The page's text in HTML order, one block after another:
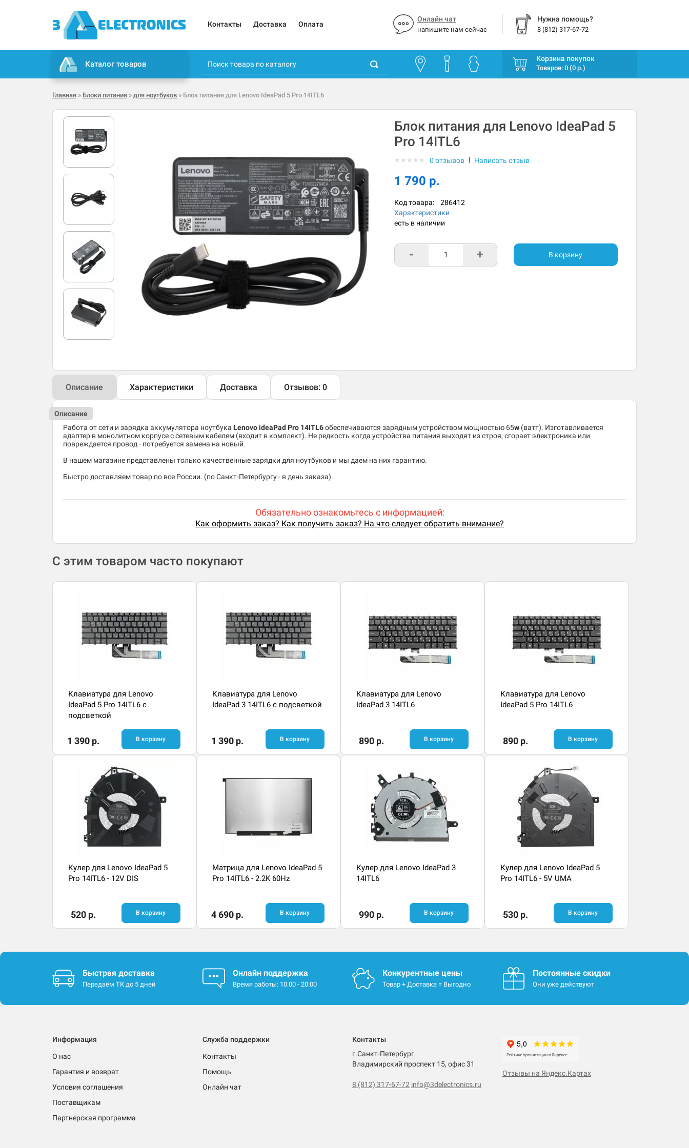
Контакты Доставка Оплата
Онлайн чат
напишите нам сейчас
Нужна помощь?
8 (812) 317-67-72
Каталог товаров
Корзина покупок
Товаров: 0 (0 р.)
Главная » Блоки питания » для ноутбуков » Блок питания для Lenovo IdeaPad 5 Pro 14ITL6
Блок питания для Lenovo IdeaPad 5
Pro 14ITL6
★ ★ ★ ★ ★ 0 отзывов | Написать отзыв
1 790 р.
Код товара: 286412
Характеристики
есть в наличии
- + В корзину
Описание Характеристики Доставка Отзывов: 0
Описание
Работа от сети и зарядка аккумулятора ноутбука Lenovo ideaPad Pro 14ITL6обеспечиваются зарядным устройством мощностью 65w (ватт). Изготавливается
адаптер в монолитном корпусе с сетевым кабелем (входит в комплект). Не редкость когда устройства питания выходят из строя, сгорает электроника или
повреждается провод - потребуется замена на новый.
В нашем магазине представлены только качественные зарядки для ноутбуков и мы даем на них гарантию.
Быстро доставляем товар по все России. (по Санкт-Петербургу - в день заказа).
Обязательно ознакомьтесь с информацией:
Как оформить заказ? Как получить заказ? На что следует обратить внимание?
С этим товаром часто покупают
Клавиатура для Lenovo
IdeaPad 5 Pro 14ITL6 с
подсветкой
1 390 р. В корзину
Клавиатура для Lenovo
IdeaPad 3 14ITL6 с подсветкой
1 390 р. В корзину
Клавиатура для Lenovo
IdeaPad 3 14ITL6
890 р. В корзину
Клавиатура для Lenovo
IdeaPad 5 Pro 14ITL6
890 р. В корзину
Кулер для Lenovo IdeaPad 5
Pro 14ITL6 - 12V DIS
520 р. В корзину
Матрица для Lenovo IdeaPad 5
Pro 14ITL6 - 2.2K 60Hz
4 690 р. В корзину
Кулер для Lenovo IdeaPad 3
14ITL6
990 р. В корзину
Кулер для Lenovo IdeaPad 5
Pro 14ITL6 - 5V UMA
530 р. В корзину
Быстрая доставка
Передаём ТК до 5 дней
Онлайн поддержка
Время работы: 10:00 - 20:00
Конкурентные цены
Товар + Доставка = Выгодно
Постоянные скидки
Они уже действуют
Информация
О нас
Гарантия и возврат
Условия соглашения
Поставщикам
Партнерская программа
Служба поддержки
Контакты
Помощь
Онлайн чат
Контакты
г.Санкт-Петербург
Владимирский проспект 15, офис 31
8 (812) 317-67-72 info@3delectronics.ru
Отзывы на Яндекс.Картах